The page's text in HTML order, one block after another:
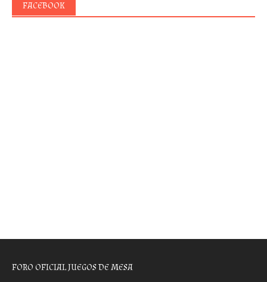
FACEBOOK
FORO OFICIAL JUEGOS DE MESA